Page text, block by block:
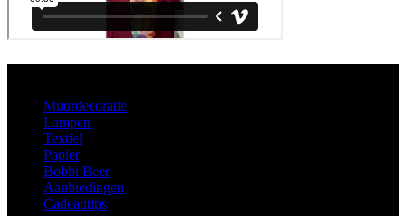
Muurdecoratie
Lampen
Textiel
Papier
Bobbi Beer
Aanbiedingen
Cadeautips